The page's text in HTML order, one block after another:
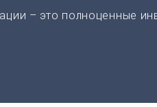
– это полноценные